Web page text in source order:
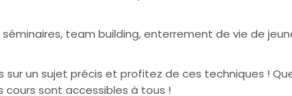
team building, enterrement de vie de
sur un sujet précis et profitez de ces techniques !
sont accessibles à tous !